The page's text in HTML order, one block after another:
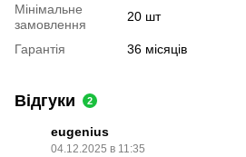
Мінімальне
замовлення
20 шт
Гарантія 36 місяців
Відгуки 2
eugenius
04.12.2025 в 11:35